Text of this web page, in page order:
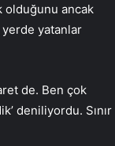
olduğunu ancak
yatanlar
de. Ben çok
deniliyordu. Sınır